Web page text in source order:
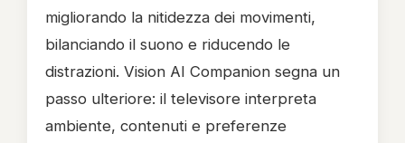
migliorando la nitidezza dei movimenti,
bilanciando il suono e riducendo le
distrazioni. Vision AI Companion segna un
passo ulteriore: il televisore interpreta
ambiente, contenuti e preferenze